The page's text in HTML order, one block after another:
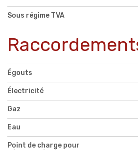
Sous régime TVA
Égouts
Électricité
Gaz
Eau
Point de charge pour